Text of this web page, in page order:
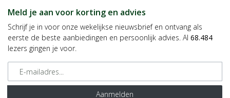
Meld je aan voor korting en advies
Schrijf je in voor onze wekelijkse nieuwsbrief en ontvang als
eerste de beste aanbiedingen en persoonlijk advies. Al 68.484
lezers gingen je voor.
E-mailadres
Aanmelden